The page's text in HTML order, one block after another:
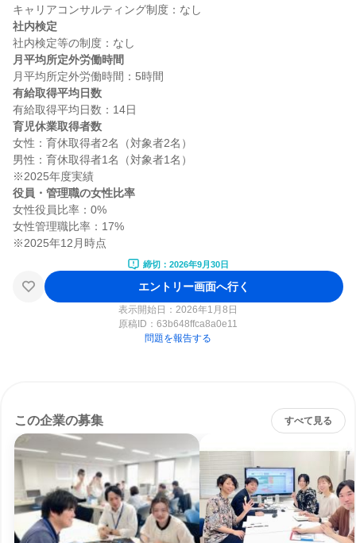
社内検定
月平均所定外労働時間
有給取得平均日数
育児休業取得者数
女性：育休取得者2名（対象者2名）
男性：育休取得者1名（対象者1名）
役員・管理職の女性比率
女性役員比率：0%
女性管理職比率：17%
締切：2026年9月30日
エントリー画面へ行く
表示開始日：2026年1月8日
原稿ID： 63b648ffca8a0e11
問題を報告する
この企業の募集 すべて見る